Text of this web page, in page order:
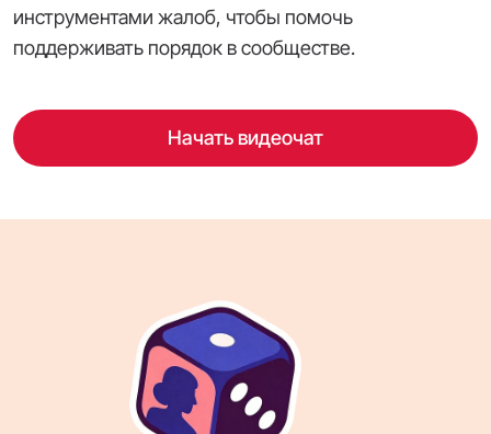
инструментами жалоб, чтобы помочь
поддерживать порядок в сообществе.
Начать видеочат